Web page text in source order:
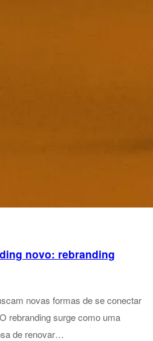
novo: rebranding
novas formas de se conectar
rebranding surge como uma
de renovar…